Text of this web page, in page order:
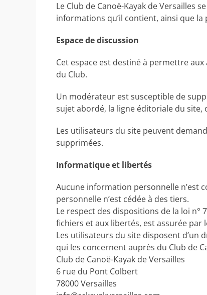
Le Club de Canoë-Kayak de Versailles
informations qu’il contient, ainsi que la
Espace de discussion
Cet espace est destiné à permettre
du Club.
Un modérateur est susceptible de
sujet abordé, la ligne éditoriale du site,
Les utilisateurs du site peuvent
supprimées.
Informatique et libertés
Aucune information personnelle n’est
personnelle n’est cédée à des tiers.
Le respect des dispositions de la loi n°
fichiers et aux libertés, est assurée par
Les utilisateurs du site disposent d’un
qui les concernent auprès du Club de
Club de Canoë-Kayak de Versailles
6 rue du Pont Colbert
78000 Versailles